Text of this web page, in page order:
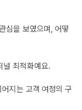
심을 보였으며, 어떻
널 최적화예요.
지는 고객 여정의 구